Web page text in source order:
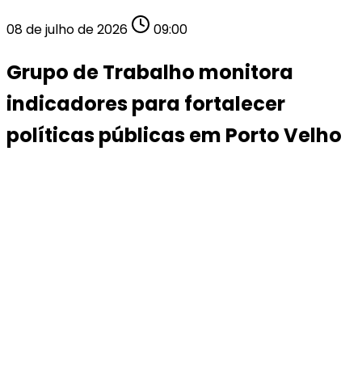
08 de julho de 2026 09:00
Grupo de Trabalho monitora
indicadores para fortalecer
políticas públicas em Porto Velho